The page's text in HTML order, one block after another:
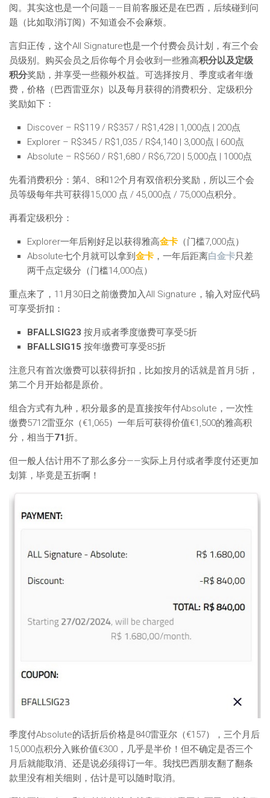
阅。其实这也是一个问题——目前客服还是在巴西，后续碰到问
题（比如取消订阅）不知道会不会麻烦。
言归正传，这个All Signature也是一个付费会员计划，有三个会
员级别。购买会员之后你每个月会收到一些雅高积分以及定级
积分奖励，并享受一些额外权益。可选择按月、季度或者年缴
费，价格（巴西雷亚尔）以及每月获得的消费积分、定级积分
奖励如下：
Discover – R$119 / R$357 / R$1,428 | 1,000点 | 200点
Explorer – R$345 / R$1,035 / R$4,140 | 3,000点 | 600点
Absolute – R$560 / R$1,680 / R$6,720 | 5,000点 | 1000点
先看消费积分：第4、8和12个月有双倍积分奖励，所以三个会
员等级每年共可获得15,000 点 / 45,000点 / 75,000点积分。
再看定级积分：
Explorer一年后刚好足以获得雅高金卡 （门槛7,000点）
Absolute七个月就可以拿到 金卡 ，一年后距离白金卡只差
两千点定级分（门槛14,000点）
重点来了，11月30日之前缴费加入All Signature，输入对应代码
可享受折扣：
BFALLSIG23 按月或者季度缴费可享受5折
BFALLSIG15 按年缴费可享受85折
注意只有首次缴费可以获得折扣，比如按月的话就是首月5折，
第二个月开始都是原价。
组合方式有九种，积分最多的是直接按年付Absolute，一次性
缴费5712雷亚尔（€1,065）一年后可获得价值€1,500的雅高积
分，相当于71折。
但一般人估计用不了那么多分——实际上月付或者季度付还更加
划算，毕竟是五折啊！
季度付Absolute的话折后价格是840雷亚尔（€157），三个月后
15,000点积分入账价值€300，几乎是半价！但不确定是否三个
月后就能取消、还是说必须得订一年。我找巴西朋友翻了翻条
款里没有相关细则，估计是可以随时取消。